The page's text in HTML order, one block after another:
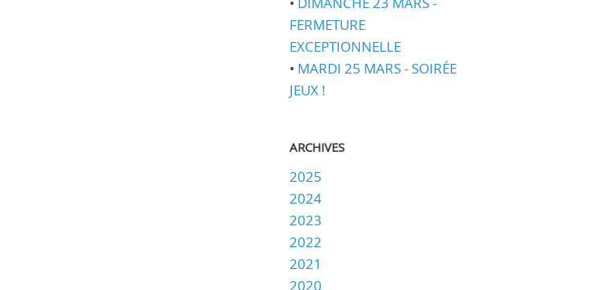
FERMETURE
EXCEPTIONNELLE
• MARDI 25 MARS - SOIRÉE
JEUX !
ARCHIVES
2025
2024
2023
2022
2021
2020